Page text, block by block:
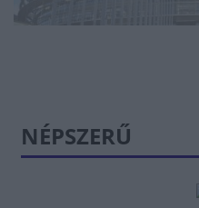
NÉPSZERŰ